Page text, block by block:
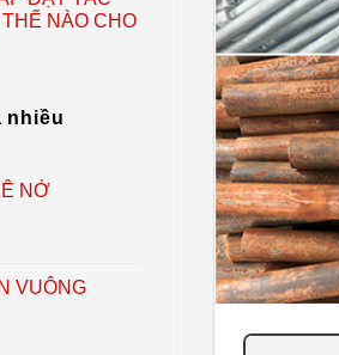
PHẦN
HOÁ
NÀO CHO
nhiều
NỞ
VUÔNG